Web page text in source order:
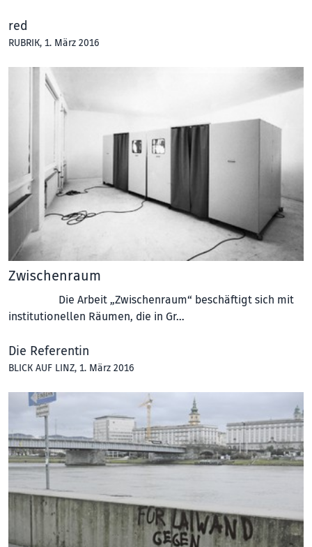
red
RUBRIK, 1. März 2016
Zwischenraum
Die Arbeit „Zwischenraum“ beschäftigt sich mit
institutionellen Räumen, die in Gr…
Die Referentin
BLICK AUF LINZ, 1. März 2016